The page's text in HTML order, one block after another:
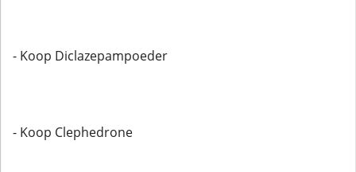
- Koop Diclazepampoeder
- Koop Clephedrone